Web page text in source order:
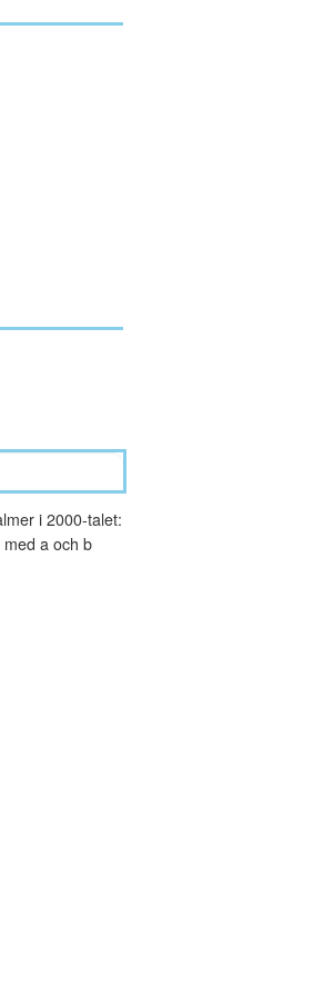
i 2000-talet:
a och b